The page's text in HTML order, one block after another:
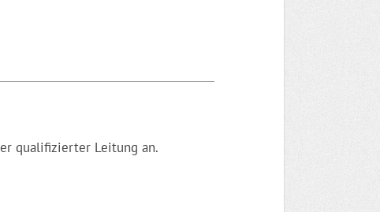
qualifizierter Leitung an.